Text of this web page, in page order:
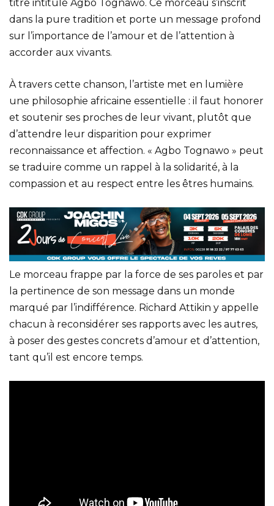
titre intitulé Agbo Tognawo. Ce morceau s’inscrit
dans la pure tradition et porte un message profond
sur l’importance de l’amour et de l’attention à
accorder aux vivants.
À travers cette chanson, l’artiste met en lumière
une philosophie africaine essentielle : il faut honorer
et soutenir ses proches de leur vivant, plutôt que
d’attendre leur disparition pour exprimer
reconnaissance et affection. « Agbo Tognawo » peut
se traduire comme un rappel à la solidarité, à la
compassion et au respect entre les êtres humains.
Le morceau frappe par la force de ses paroles et par
la pertinence de son message dans un monde
marqué par l’indifférence. Richard Attikin y appelle
chacun à reconsidérer ses rapports avec les autres,
à poser des gestes concrets d’amour et d’attention,
tant qu’il est encore temps.